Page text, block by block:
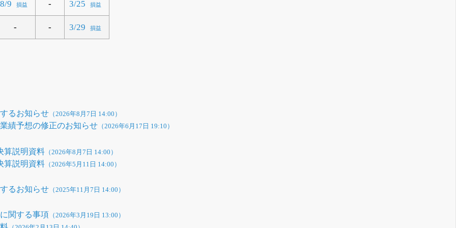
8/9 損益 - 3/25 損益
- - 3/29 損益
るお知らせ （2026年8月7日 14:00）
績予想の修正のお知らせ （2026年6月17日 19:10）
算説明資料 （2026年8月7日 14:00）
算説明資料 （2026年5月11日 14:00）
るお知らせ （2025年11月7日 14:00）
関する事項 （2026年3月19日 13:00）